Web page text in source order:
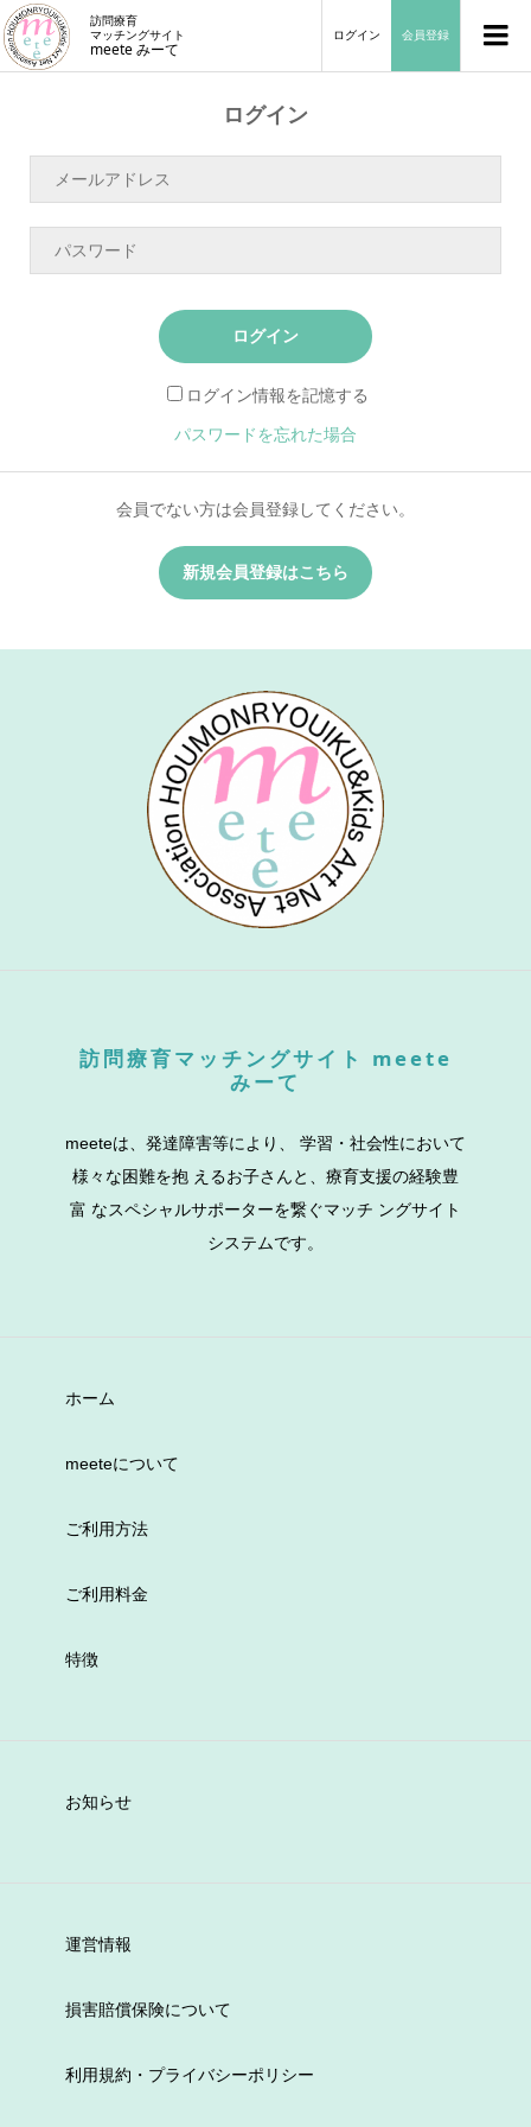
訪問療育
マッチングサイト
meete みーて
ログイン 会員登録
ログイン
ログイン
ログイン情報を記憶する
パスワードを忘れた場合
会員でない方は会員登録してください。
新規会員登録はこちら
訪問療育マッチングサイト meete
みーて
meeteは、発達障害等により、 学習・社会性において
様々な困難を抱 えるお子さんと、療育支援の経験豊
富 なスペシャルサポーターを繋ぐマッチ ングサイト
システムです。
ホーム
meeteについて
ご利用方法
ご利用料金
特徴
お知らせ
運営情報
損害賠償保険について
利用規約・プライバシーポリシー